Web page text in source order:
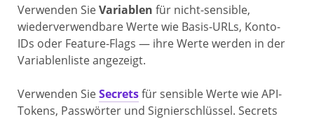
Verwenden SieVariablen für nicht-sensible,
wiederverwendbare Werte wie Basis-URLs, Konto-
IDs oder Feature-Flags — ihre Werte werden in der
Variablenliste angezeigt.
Verwenden SieSecretsfür sensible Werte wie API-
Tokens, Passwörter und Signierschlüssel. Secrets